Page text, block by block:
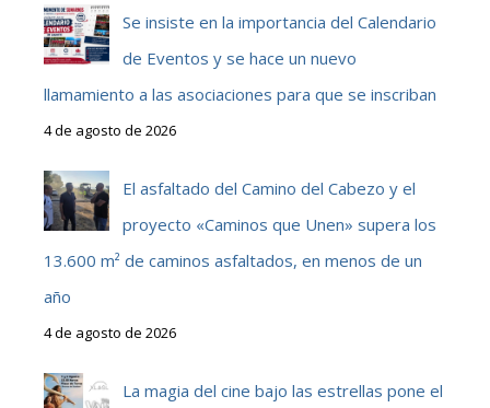
Se insiste en la importancia del Calendario
de Eventos y se hace un nuevo
llamamiento a las asociaciones para que se inscriban
4 de agosto de 2026
El asfaltado del Camino del Cabezo y el
proyecto «Caminos que Unen» supera los
13.600 m² de caminos asfaltados, en menos de un
año
4 de agosto de 2026
La magia del cine bajo las estrellas pone el